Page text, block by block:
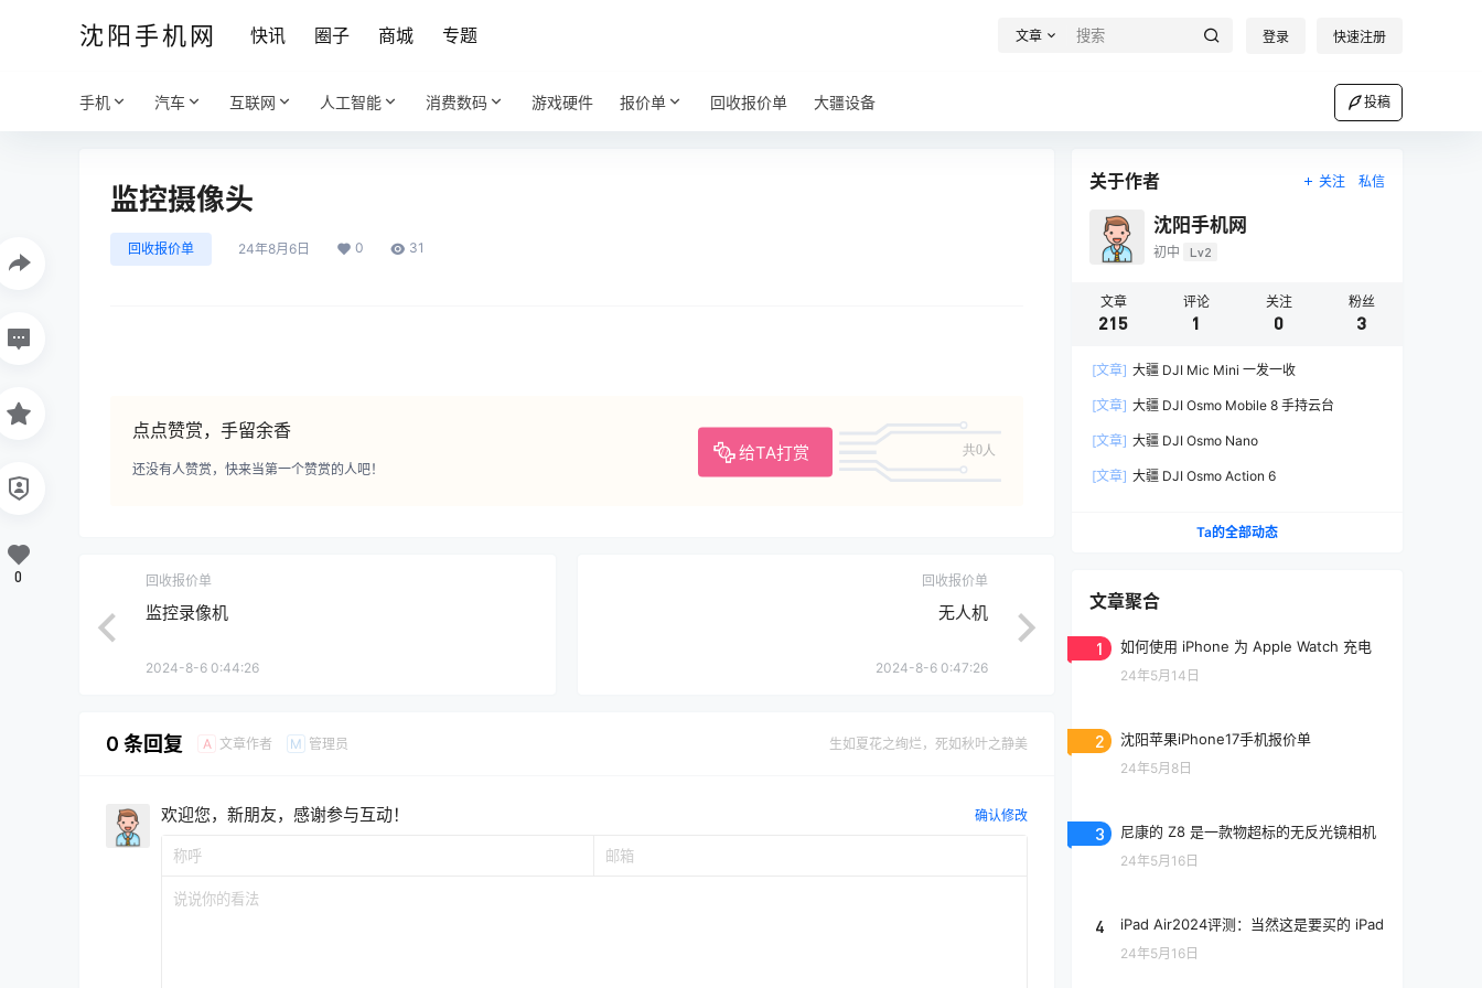
沈阳手机网 快讯 圈子 商城 专题 文章 登录 快速注册
手机 汽车 互联网 人工智能 消费数码 游戏硬件 报价单 回收报价单 大疆设备 投稿
监控摄像头
回收报价单 24年8月6日 0 31
点点赞赏，手留余香
给TA打赏 共0人
还没有人赞赏，快来当第一个赞赏的人吧！
0 回收报价单
监控录像机
2024-8-6 0:44:26
回收报价单
无人机
2024-8-6 0:47:26
0 条回复 A 文章作者 M 管理员 生如夏花之绚烂，死如秋叶之静美
欢迎您，新朋友，感谢参与互动！ 确认修改
关于作者 关注 私信
沈阳手机网
初中 Lv2
文章
215
评论
1
关注
0
粉丝
3
[文章] 大疆 DJI Mic Mini 一发一收
[文章] 大疆 DJI Osmo Mobile 8 手持云台
[文章] 大疆 DJI Osmo Nano
[文章] 大疆 DJI Osmo Action 6
Ta的全部动态
文章聚合
1 如何使用 iPhone 为 Apple Watch 充电
24年5月14日
2 沈阳苹果iPhone17手机报价单
24年5月8日
3 尼康的 Z8 是一款物超标的无反光镜相机
24年5月16日
4 iPad Air2024评测：当然这是要买的 iPad
24年5月16日